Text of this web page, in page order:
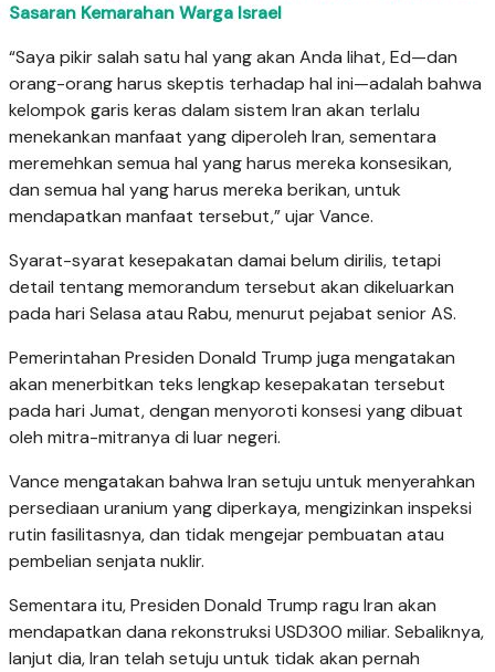
Sasaran Kemarahan Warga Israel
“Saya pikir salah satu hal yang akan Anda lihat, Ed—dan
orang-orang harus skeptis terhadap hal ini—adalah bahwa
kelompok garis keras dalam sistem Iran akan terlalu
menekankan manfaat yang diperoleh Iran, sementara
meremehkan semua hal yang harus mereka konsesikan,
dan semua hal yang harus mereka berikan, untuk
mendapatkan manfaat tersebut,” ujar Vance.
Syarat-syarat kesepakatan damai belum dirilis, tetapi
detail tentang memorandum tersebut akan dikeluarkan
pada hari Selasa atau Rabu, menurut pejabat senior AS.
Pemerintahan Presiden Donald Trump juga mengatakan
akan menerbitkan teks lengkap kesepakatan tersebut
pada hari Jumat, dengan menyoroti konsesi yang dibuat
oleh mitra-mitranya di luar negeri.
Vance mengatakan bahwa Iran setuju untuk menyerahkan
persediaan uranium yang diperkaya, mengizinkan inspeksi
rutin fasilitasnya, dan tidak mengejar pembuatan atau
pembelian senjata nuklir.
Sementara itu, Presiden Donald Trump ragu Iran akan
mendapatkan dana rekonstruksi USD300 miliar. Sebaliknya,
lanjut dia, Iran telah setuju untuk tidak akan pernah